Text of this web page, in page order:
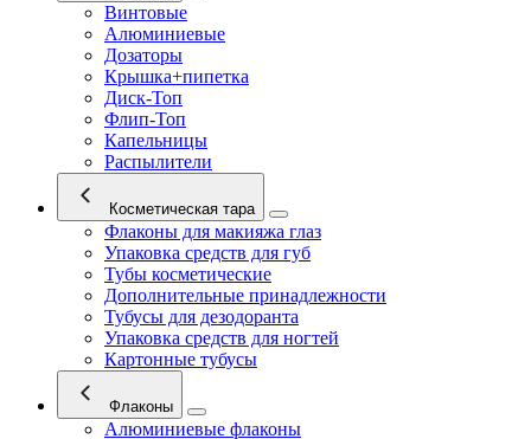
Винтовые
Алюминиевые
Дозаторы
Крышка+пипетка
Диск-Топ
Флип-Топ
Капельницы
Распылители
Косметическая тара
Флаконы для макияжа глаз
Упаковка средств для губ
Тубы косметические
Дополнительные принадлежности
Тубусы для дезодоранта
Упаковка средств для ногтей
Картонные тубусы
Флаконы
Алюминиевые флаконы